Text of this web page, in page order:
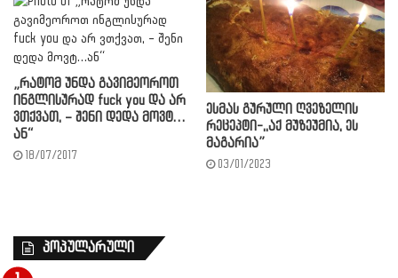
„რატომ უნდა გავიმეოროთ
ინგლისურად fuck you და არ
ვთქვათ, – შენი დედა მოვტ…
ან“
18/07/2017
ესმას გურული ღვეზელის
რეცეპტი-,,აქ მუზეუმია, ეს
მაგარია”
03/01/2023
პოპულარული